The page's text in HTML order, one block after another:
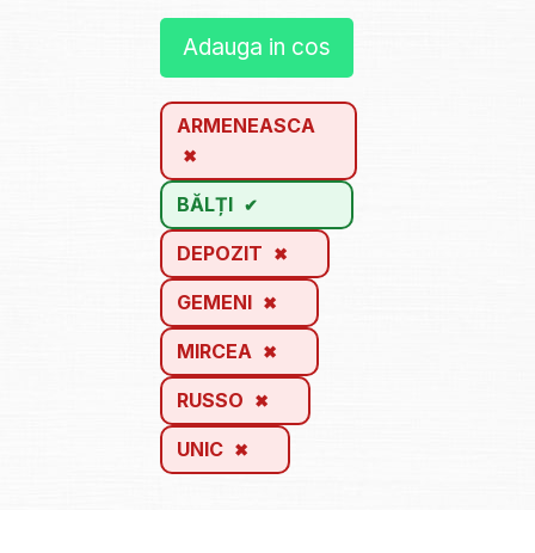
Adauga in cos
ARMENEASCA
BĂLȚI
DEPOZIT
GEMENI
MIRCEA
RUSSO
UNIC